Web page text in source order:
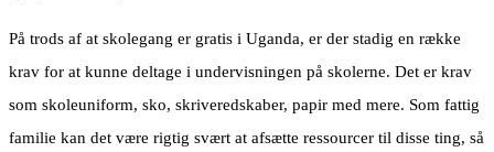
På trods af at skolegang er gratis i Uganda, er der stadig en række
krav for at kunne deltage i undervisningen på skolerne. Det er krav
som skoleuniform, sko, skriveredskaber, papir med mere. Som fattig
familie kan det være rigtig svært at afsætte ressourcer til disse ting, så